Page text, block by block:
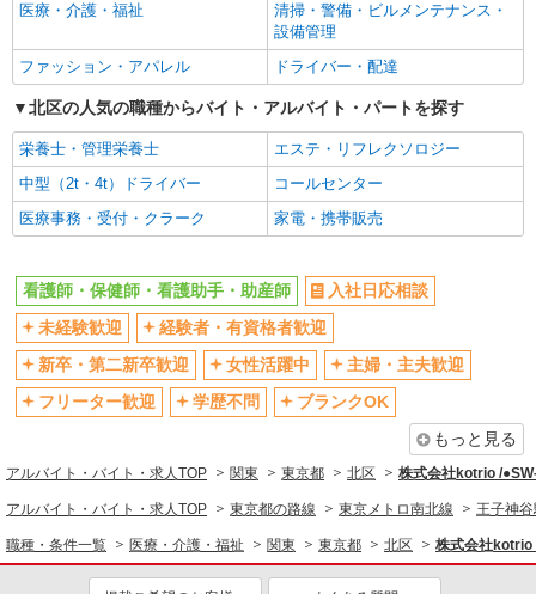
ブランクOK
ミドル（40代～）活躍中
エルダー（50代～）活躍中
シニア（60代～）活躍中
高収入・高額
ボーナス・賞与あり
昇給あり
完全週休2日制
フルタイム歓迎
禁煙・分煙
駅直結・駅チカ
車通勤OK
バイク通勤OK
自転車通勤OK
社会保険あり
産休・育休取得実績あり
退職金・財形貯蓄制度あり
各種手当（家族・役職・インセン
ティブなど）あり
制服貸与
研修制度あり
資格取得支援制度あり
医療・介護・福祉
看護師・保健師・看護助手・助産師
同じ特徴から求人を探す
医療・介護・福祉
清掃・警備・ビルメンテナンス・
設備管理
ファッション・アパレル
ドライバー・配達
北区の人気の職種からバイト・アルバイト・パートを探す
栄養士・管理栄養士
エステ・リフレクソロジー
中型（2t・4t）ドライバー
コールセンター
医療事務・受付・クラーク
家電・携帯販売
看護師・保健師・看護助手・助産師
入社日応相談
未経験歓迎
経験者・有資格者歓迎
新卒・第二新卒歓迎
女性活躍中
主婦・主夫歓迎
フリーター歓迎
学歴不問
ブランクOK
もっと見る
アルバイト・バイト・求人TOP 関東 東京都 北区 株式会社kotrio /
アルバイト・バイト・求人TOP 東京都の路線 東京メトロ南北線 王子神
職種・条件一覧 医療・介護・福祉 関東 東京都 北区 株式会社kotrio